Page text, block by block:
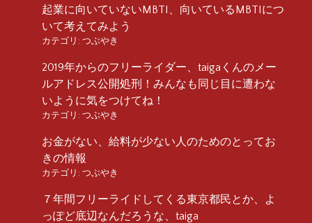
起業に向いていないMBTI、向いているMBTIにつ
いて考えてみよう
カテゴリ: つぶやき
2019年からのフリーライダー、taigaくんのメー
ルアドレス公開処刑！みんなも同じ目に遭わな
いように気をつけてね！
カテゴリ: つぶやき
お金がない、給料が少ない人のためのとってお
きの情報
カテゴリ: つぶやき
７年間フリーライドしてくる東京都民とか、よ
っぽど底辺なんだろうな、taiga